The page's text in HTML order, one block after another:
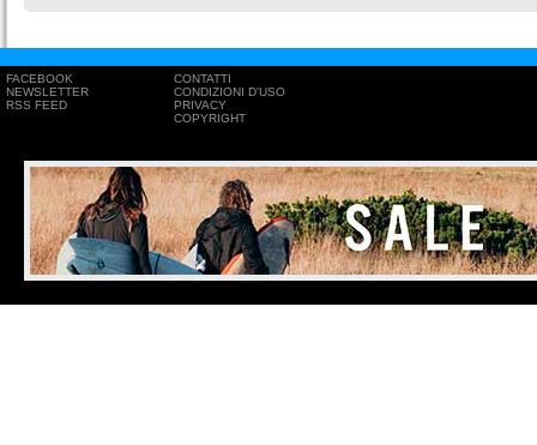
FACEBOOK
NEWSLETTER
RSS FEED
CONTATTI
CONDIZIONI D'USO
PRIVACY
COPYRIGHT